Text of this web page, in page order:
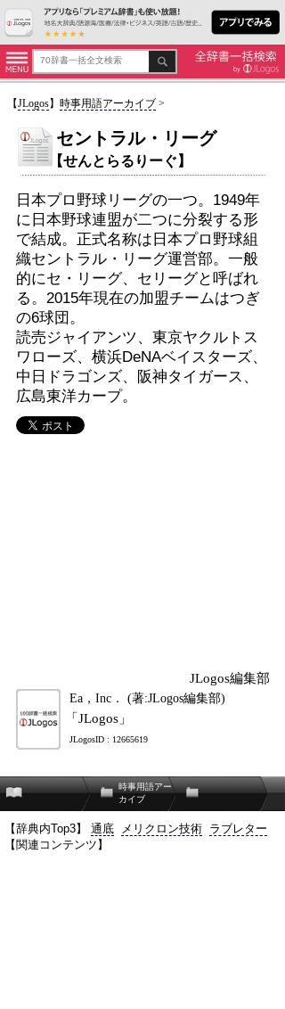
【JLogos】 時事用語アーカイブ>
セントラル・リーグ
【せんとらるりーぐ】
日本プロ野球リーグの一つ。1949年
に日本野球連盟が二つに分裂する形
で結成。正式名称は日本プロ野球組
織セントラル・リーグ運営部。一般
的にセ・リーグ、セリーグと呼ばれ
る。2015年現在の加盟チームはつぎ
の6球団。
読売ジャイアンツ、東京ヤクルトス
ワローズ、横浜DeNAベイスターズ、
中日ドラゴンズ、阪神タイガース、
広島東洋カープ。
JLogos編集部
Ea，Inc． (著:JLogos編集部)
「JLogos」
JLogosID : 12665619
時事用語アー
カイブ
【辞典内Top3】 通底 メリクロン技術 ラブレター
【関連コンテンツ】